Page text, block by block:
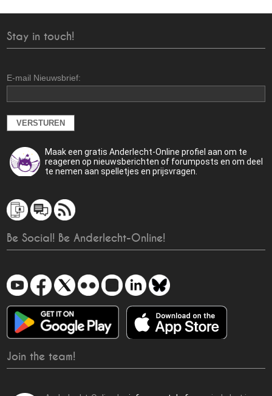
Stay in touch!
E-mail Nieuwsbrief:
Maak een gratis Anderlecht-Online profiel aan om te
reageren op nieuwsberichten of forumposts en om deel
te nemen aan spelletjes en prijsvragen.
Be Social! Be Anderlecht-Online!
Join the team!